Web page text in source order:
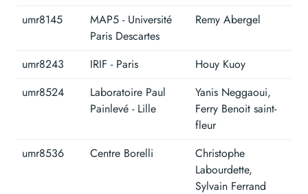
umr8145
MAP5 - Université
Paris Descartes
Remy Abergel
umr8243 IRIF - Paris
Houy Kuoy
umr8524
Laboratoire Paul
Painlevé - Lille
Yanis Neggaoui,
Ferry Benoit saint-
fleur
umr8536
Centre Borelli
Christophe
Labourdette,
Sylvain Ferrand